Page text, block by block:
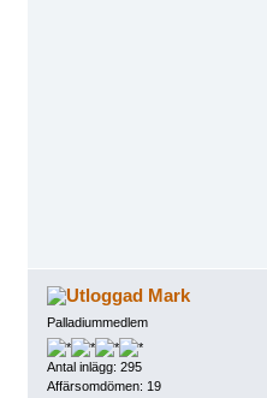
Mark
Palladiummedlem
Antal inlägg: 295
Affärsomdömen: 19